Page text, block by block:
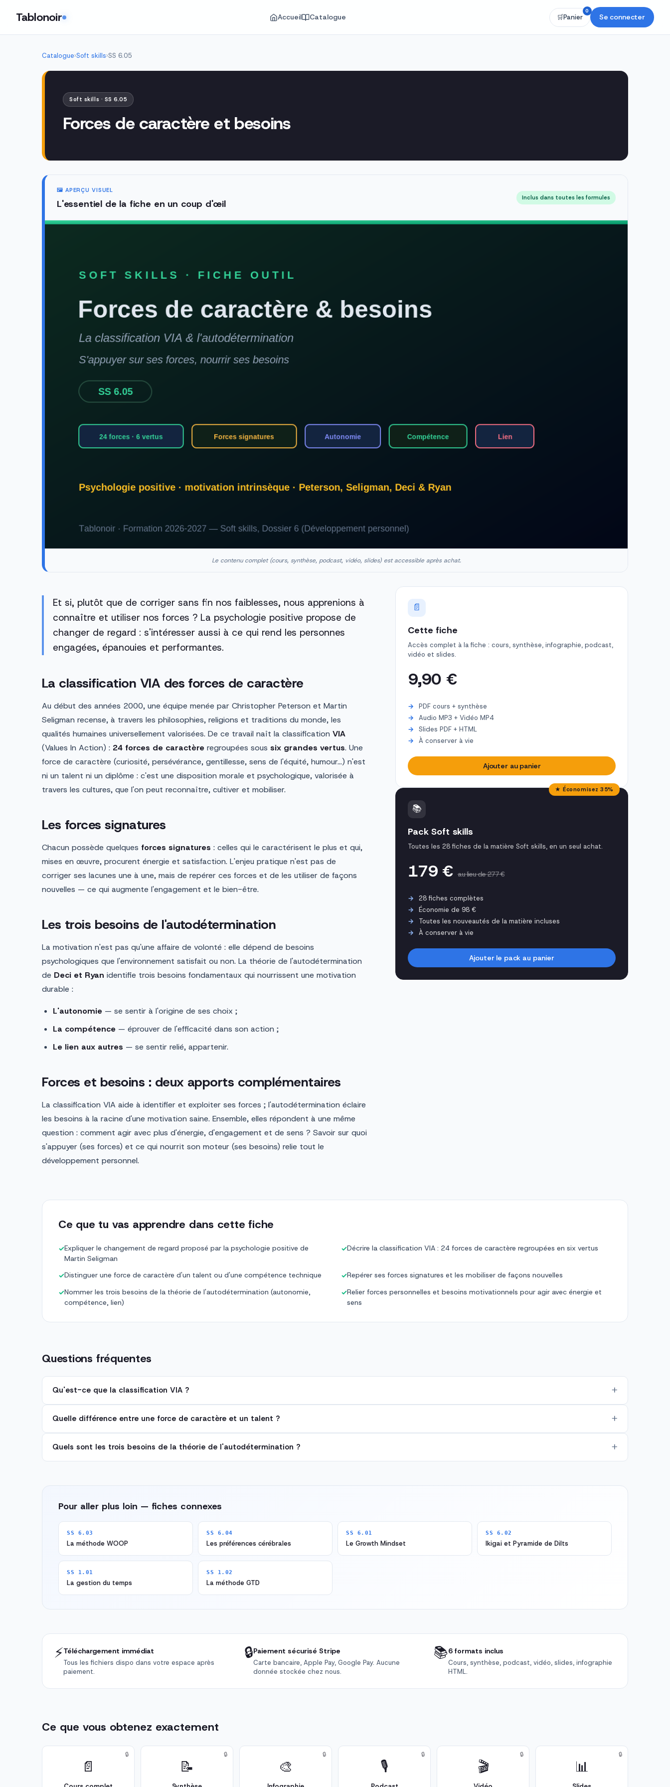
Tablonoir Accueil Catalogue 🛒Panier
0
Se connecter
Catalogue›Soft skills›SS 6.05
Soft skills · SS 6.05
Forces de caractère et besoins
🖼️ APERÇU VISUEL
L'essentiel de la fiche en un coup d'œil
Inclus dans toutes les formules
Le contenu complet (cours, synthèse, podcast, vidéo, slides) est accessible après achat.
Et si, plutôt que de corriger sans fin nos faiblesses, nous apprenions à
connaître et utiliser nos forces ? La psychologie positive propose de
changer de regard : s'intéresser aussi à ce qui rend les personnes
engagées, épanouies et performantes.
La classification VIA des forces de caractère
Au début des années 2000, une équipe menée par Christopher Peterson et Martin
Seligman recense, à travers les philosophies, religions et traditions du monde, les
qualités humaines universellement valorisées. De ce travail naît la classification VIA
(Values In Action) : 24 forces de caractère regroupées sous six grandes vertus. Une
force de caractère (curiosité, persévérance, gentillesse, sens de l'équité, humour…) n'est
ni un talent ni un diplôme : c'est une disposition morale et psychologique, valorisée à
travers les cultures, que l'on peut reconnaître, cultiver et mobiliser.
Les forces signatures
Chacun possède quelques forces signatures : celles qui le caractérisent le plus et qui,
mises en œuvre, procurent énergie et satisfaction. L'enjeu pratique n'est pas de
corriger ses lacunes une à une, mais de repérer ces forces et de les utiliser de façons
nouvelles — ce qui augmente l'engagement et le bien-être.
Les trois besoins de l'autodétermination
La motivation n'est pas qu'une affaire de volonté : elle dépend de besoins
psychologiques que l'environnement satisfait ou non. La théorie de l'autodétermination
de Deci et Ryan identifie trois besoins fondamentaux qui nourrissent une motivation
durable :
L'autonomie — se sentir à l'origine de ses choix ;
La compétence — éprouver de l'efficacité dans son action ;
Le lien aux autres — se sentir relié, appartenir.
Forces et besoins : deux apports complémentaires
La classification VIA aide à identifier et exploiter ses forces ; l'autodétermination éclaire
les besoins à la racine d'une motivation saine. Ensemble, elles répondent à une même
question : comment agir avec plus d'énergie, d'engagement et de sens ? Savoir sur quoi
s'appuyer (ses forces) et ce qui nourrit son moteur (ses besoins) relie tout le
développement personnel.
📄
Cette fiche
Accès complet à la fiche : cours, synthèse, infographie, podcast,
vidéo et slides.
9,90 €
PDF cours + synthèse
Audio MP3 + Vidéo MP4
Slides PDF + HTML
À conserver à vie
Ajouter au panier
★ Économisez 35%
📚
Pack Soft skills
Toutes les 28 fiches de la matière Soft skills, en un seul achat.
179 €au lieu de 277 €
28 fiches complètes
Économie de 98 €
Toutes les nouveautés de la matière incluses
À conserver à vie
Ajouter le pack au panier
Ce que tu vas apprendre dans cette fiche
✓Expliquer le changement de regard proposé par la psychologie positive de
Martin Seligman
✓Décrire la classification VIA : 24 forces de caractère regroupées en six vertus
✓Distinguer une force de caractère d'un talent ou d'une compétence technique ✓Repérer ses forces signatures et les mobiliser de façons nouvelles
✓Nommer les trois besoins de la théorie de l'autodétermination (autonomie,
compétence, lien)
✓Relier forces personnelles et besoins motivationnels pour agir avec énergie et
sens
Questions fréquentes
Qu'est-ce que la classification VIA ?
Quelle différence entre une force de caractère et un talent ?
Quels sont les trois besoins de la théorie de l'autodétermination ?
Pour aller plus loin — fiches connexes
SS 6.03
La méthode WOOP
SS 6.04
Les préférences cérébrales
SS 6.01
Le Growth Mindset
SS 6.02
Ikigai et Pyramide de Dilts
SS 1.01
La gestion du temps
SS 1.02
La méthode GTD
⚡Téléchargement immédiat
Tous les fichiers dispo dans votre espace après
paiement.
🔒Paiement sécurisé Stripe
Carte bancaire, Apple Pay, Google Pay. Aucune
donnée stockée chez nous.
📚6 formats inclus
Cours, synthèse, podcast, vidéo, slides, infographie
HTML.
Ce que vous obtenez exactement
📄
🔒
📝
🔒
🎨
🔒
🎙️
🔒
🎬
🔒
📊
🔒